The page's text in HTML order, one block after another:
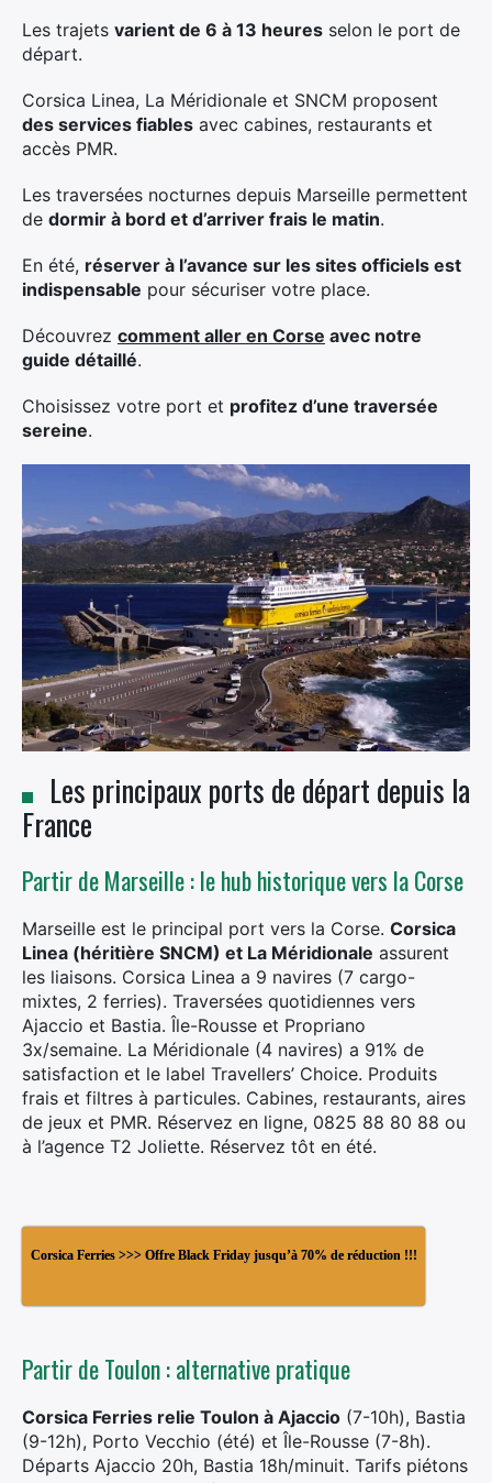
Les trajets varient de 6 à 13 heures selon le port de
départ.
Corsica Linea, La Méridionale et SNCM proposent
des services fiables avec cabines, restaurants et
accès PMR.
Les traversées nocturnes depuis Marseille permettent
de dormir à bord et d’arriver frais le matin.
En été, réserver à l’avance sur les sites officiels est
indispensable pour sécuriser votre place.
Découvrez comment aller en Corse avec notre
guide détaillé.
Choisissez votre port et profitez d’une traversée
sereine.
Les principaux ports de départ depuis la
France
Partir de Marseille : le hub historique vers la Corse
Marseille est le principal port vers la Corse. Corsica
Linea (héritière SNCM) et La Méridionale assurent
les liaisons. Corsica Linea a 9 navires (7 cargo-
mixtes, 2 ferries). Traversées quotidiennes vers
Ajaccio et Bastia. Île-Rousse et Propriano
3x/semaine. La Méridionale (4 navires) a 91% de
satisfaction et le label Travellers’ Choice. Produits
frais et filtres à particules. Cabines, restaurants, aires
de jeux et PMR. Réservez en ligne, 0825 88 80 88 ou
à l’agence T2 Joliette. Réservez tôt en été.
Corsica Ferries >>> Offre Black Friday jusqu’à 70% de réduction !!!
Partir de Toulon : alternative pratique
Corsica Ferries relie Toulon à Ajaccio (7-10h), Bastia
(9-12h), Porto Vecchio (été) et Île-Rousse (7-8h).
Départs Ajaccio 20h, Bastia 18h/minuit. Tarifs piétons